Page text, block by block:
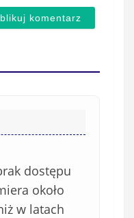
w
(
dostępu
około
w latach